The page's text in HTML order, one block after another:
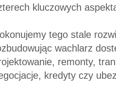
kluczowych
tego stale
wachlarz
remonty,
kredyty czy